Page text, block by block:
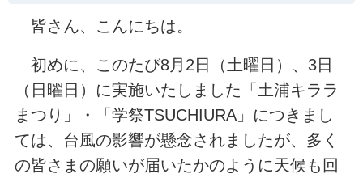
皆さん、こんにちは。
初めに、このたび8月2日（土曜日）、3日
（日曜日）に実施いたしました「土浦キララ
まつり」・「学祭TSUCHIURA」につきまし
ては、台風の影響が懸念されましたが、多く
の皆さまの願いが届いたかのように天候も回